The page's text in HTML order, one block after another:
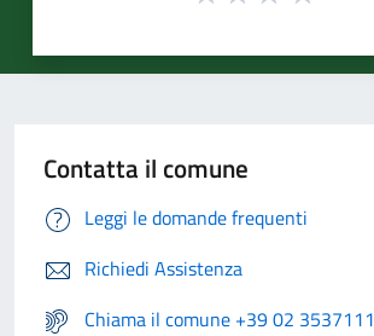
Contatta il comune
Leggi le domande frequenti
Richiedi Assistenza
Chiama il comune +39 02 3537111